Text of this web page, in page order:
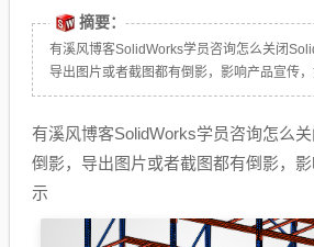
摘要：
有溪风博客SolidWorks学员咨询怎么关闭
导出图片或者截图都有倒影，影响产品宣传
有溪风博客SolidWorks学员咨询怎么
倒影，导出图片或者截图都有倒影，
示